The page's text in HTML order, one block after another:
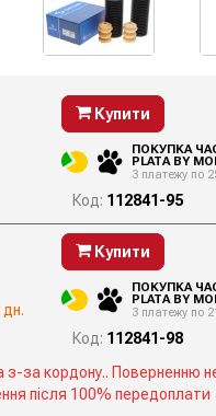
Купити
ПОКУПКА
PLATA BY
3 платежу по
Код: 112841-95
дн.
Купити
ПОКУПКА
PLATA BY
3 платежу по
Код: 112841-98
за кордону.. Поверненню
після 100% передоплати